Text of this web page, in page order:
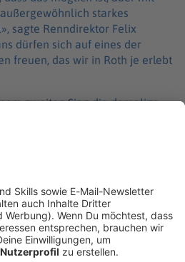
starkes
sagte Renndirektor Felix
dürfen sich auf eines der
freuen, das wir in Roth je erlebt
zweiten Sieg die damalige
aufgestellt - und
um fast elf Minuten
im Ziel: Jan Frodeno. Ein Jahr
Stunden noch einmal